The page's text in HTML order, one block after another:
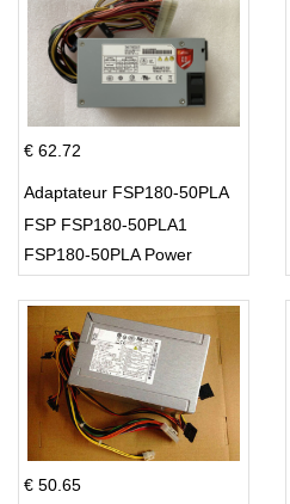
€ 62.72
Adaptateur FSP180-50PLA
FSP FSP180-50PLA1
FSP180-50PLA Power
€ 50.65